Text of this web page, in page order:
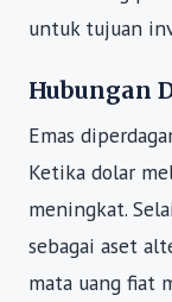
untuk tujuan
Hubungan
Emas
Ketika dolar
meningkat.
sebagai aset
mata uang fiat